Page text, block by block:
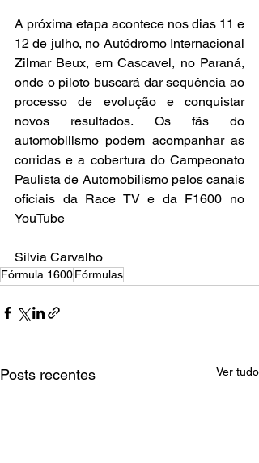
A próxima etapa acontece nos dias 11 e
12 de julho, no Autódromo Internacional
Zilmar Beux, em Cascavel, no Paraná,
onde o piloto buscará dar sequência ao
processo de evolução e conquistar
novos resultados. Os fãs do
automobilismo podem acompanhar as
corridas e a cobertura do Campeonato
Paulista de Automobilismo pelos canais
oficiais da Race TV e da F1600 no
YouTube
Silvia Carvalho
Fórmula 1600Fórmulas
Posts recentes Ver tudo